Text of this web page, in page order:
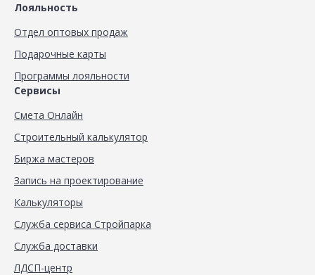
Лояльность
Отдел оптовых продаж
Подарочные карты
Программы лояльности
Сервисы
Смета Онлайн
Строительный калькулятор
Биржа мастеров
Запись на проектирование
Калькуляторы
Служба сервиса Стройпарка
Служба доставки
ЛДСП-центр